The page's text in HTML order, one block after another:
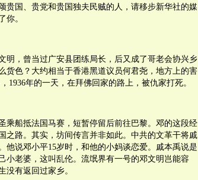
贵国、贵党和贵国独夫民贼的人，请移步新华社的媒
你。
明，曾当过广安县团练局长，后又成了哥老会协兴乡
货色？大约相当于香港黑道议员何君尧，地方上的害
1936年的一天，在拜佛回家的路上，被仇家打死。
乘船抵法国马赛，短暂停留后前往巴黎。邓的这段经
之路。其实，坊间传言并非如此。中共的文革干将戚
他说邓小平15岁时，和他的小妈谈恋爱。戚本禹说是
小老婆，这叫乱伦。流氓界有一号的邓文明岂能容
没有返回过家乡。